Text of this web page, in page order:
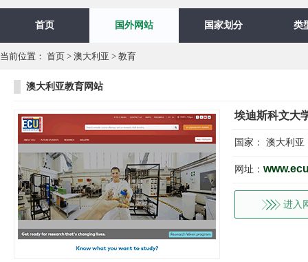
首页 国外网站 国家划分 类
当前位置： 首页 > 澳大利亚 > 教育
澳大利亚教育网站
埃迪斯科文大
国家： 澳大利亚
网址：
进入